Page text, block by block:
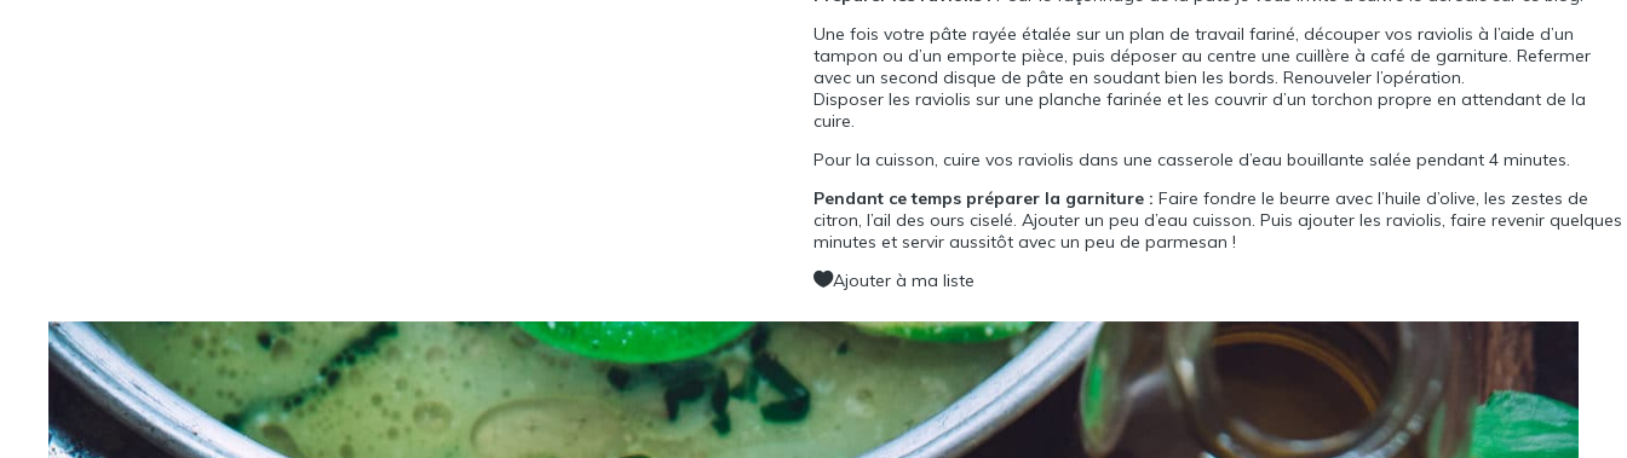
Une fois votre pâte rayée étalée sur un plan de travail fariné, découper vos raviolis à l’aide d’un
tampon ou d’un emporte pièce, puis déposer au centre une cuillère à café de garniture. Refermer
avec un second disque de pâte en soudant bien les bords. Renouveler l’opération.
Disposer les raviolis sur une planche farinée et les couvrir d’un torchon propre en attendant de la
cuire.
Pour la cuisson, cuire vos raviolis dans une casserole d’eau bouillante salée pendant 4 minutes.
Pendant ce temps préparer la garniture : Faire fondre le beurre avec l’huile d’olive, les zestes de
citron, l’ail des ours ciselé. Ajouter un peu d’eau cuisson. Puis ajouter les raviolis, faire revenir quelques
minutes et servir aussitôt avec un peu de parmesan !
Ajouter à ma liste